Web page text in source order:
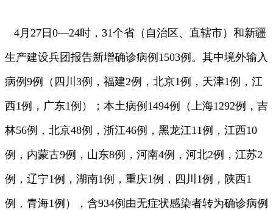
4月27日0—24时，31个省（自治区、直辖市）和新疆
生产建设兵团报告新增确诊病例1503例。其中境外输入
病例9例（四川3例，福建2例，北京1例，天津1例，江
西1例，广东1例）；本土病例1494例（上海1292例，吉
林56例，北京48例，浙江46例，黑龙江11例，江西10
例，内蒙古9例，山东8例，河南4例，河北2例，江苏2
例，辽宁1例，湖南1例，重庆1例，四川1例，陕西1
例，青海1例），含934例由无症状感染者转为确诊病例